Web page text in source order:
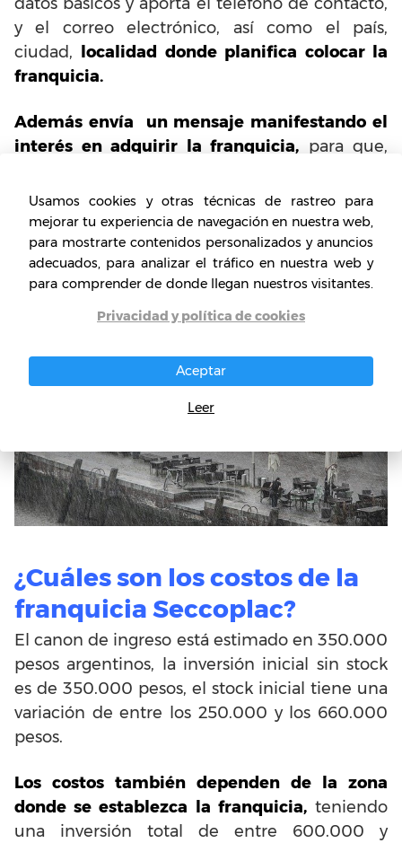
datos básicos y aporta el teléfono de contacto,
y el correo electrónico, así como el país,
ciudad, localidad donde planifica colocar la
franquicia.
Además envía un mensaje manifestando el
interés en adquirir la franquicia, para que,
con el solicitante a fin de adquirir información
de interés para el establecimiento de la
sucursal.
¿Cuáles son los costos de la
franquicia Seccoplac?
El canon de ingreso está estimado en 350.000
pesos argentinos, la inversión inicial sin stock
es de 350.000 pesos, el stock inicial tiene una
variación de entre los 250.000 y los 660.000
pesos.
Los costos también dependen de la zona
donde se establezca la franquicia,teniendo
una inversión total de entre 600.000 y
Usamos cookies y otras técnicas de rastreo para
mejorar tu experiencia de navegación en nuestra web,
para mostrarte contenidos personalizados y anuncios
adecuados, para analizar el tráfico en nuestra web y
para comprender de donde llegan nuestros visitantes.
Privacidad y política de cookies
Aceptar
Leer